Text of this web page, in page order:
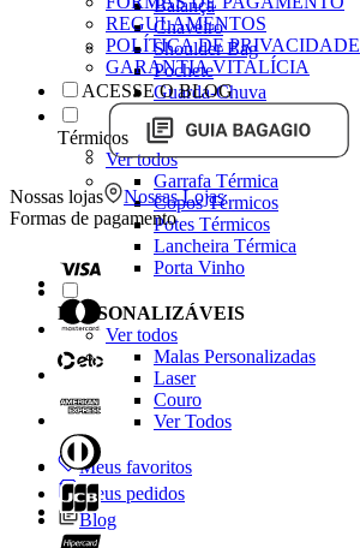
Balança
Chaveiro
Shoulder Bag
Pochete
Guarda-Chuva
Térmicos
Ver todos
Garrafa Térmica
Copos Térmicos
Potes Térmicos
Lancheira Térmica
Porta Vinho
PERSONALIZÁVEIS
Ver todos
Malas Personalizadas
Laser
Couro
Ver Todos
Meus favoritos
Meus pedidos
Blog
REGULAMENTOS
POLÍTICA DE PRIVACIDADE
GARANTIA VITALÍCIA
ACESSE O BLOG
Nossas lojas
Nossas Lojas
Formas de pagamento